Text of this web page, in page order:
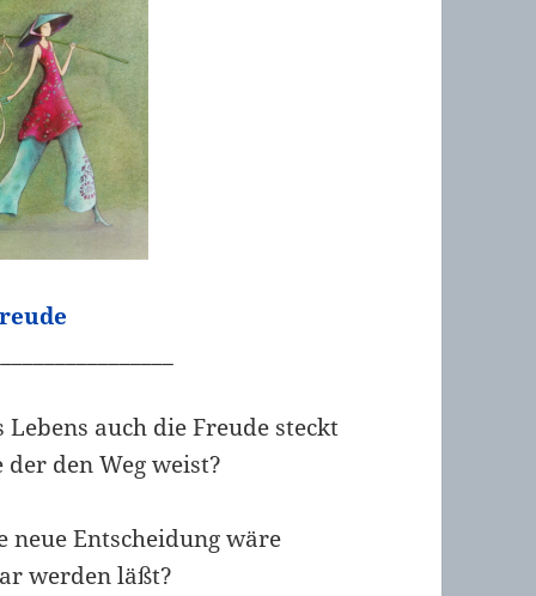
auch die Freude steckt
den Weg weist?
neue Entscheidung wäre
werden läßt?